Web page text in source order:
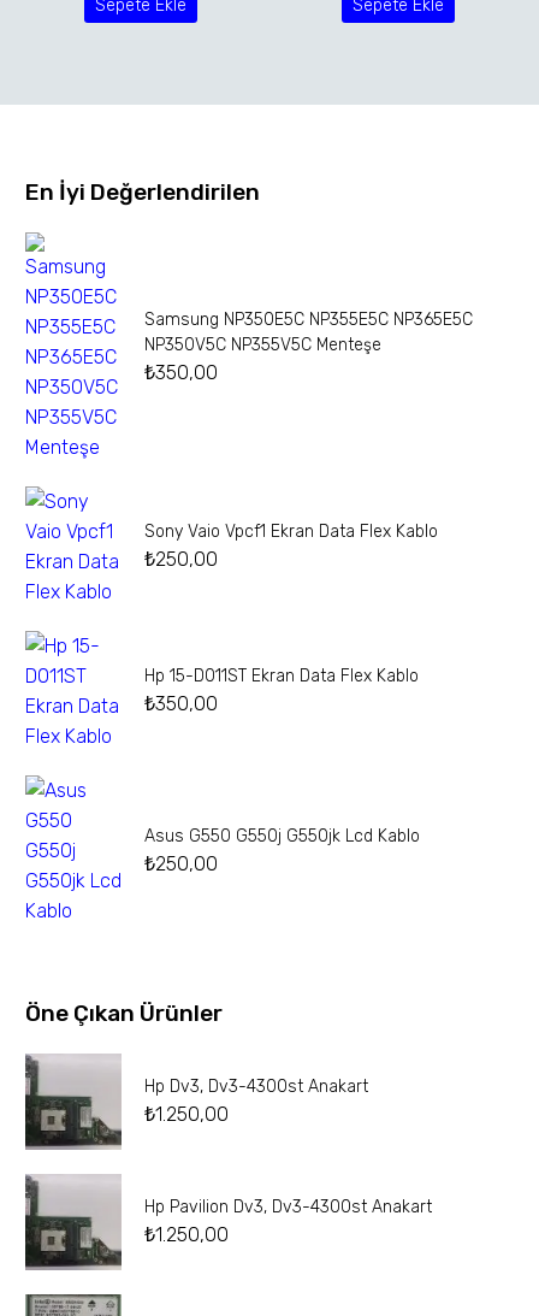
Sepete Ekle Sepete Ekle
En İyi Değerlendirilen
Samsung NP350E5C NP355E5C NP365E5C
NP350V5C NP355V5C Menteşe
₺350,00
Sony Vaio Vpcf1 Ekran Data Flex Kablo
₺250,00
Hp 15-D011ST Ekran Data Flex Kablo
₺350,00
Asus G550 G550j G550jk Lcd Kablo
₺250,00
Öne Çıkan Ürünler
Hp Dv3, Dv3-4300st Anakart
₺1.250,00
Hp Pavilion Dv3, Dv3-4300st Anakart
₺1.250,00